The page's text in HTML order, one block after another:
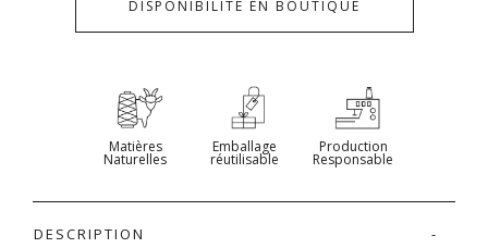
DISPONIBILITÉ EN BOUTIQUE
Matières
Naturelles
Emballage
réutilisable
Production
Responsable
DESCRIPTION